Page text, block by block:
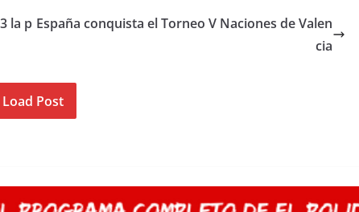
la p España conquista el Torneo V Naciones de Valen
cia
Load Post